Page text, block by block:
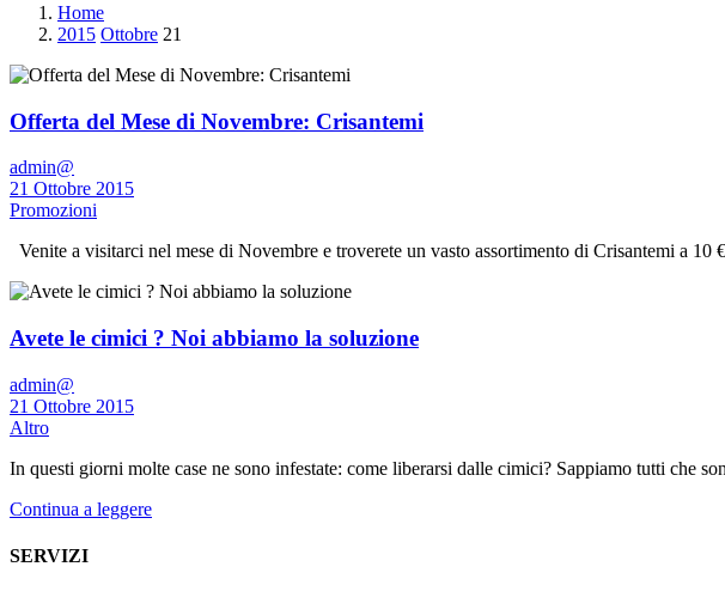
Home
2015 Ottobre 21
Offerta del Mese di Novembre: Crisantemi
admin@
21 Ottobre 2015
Promozioni
Venite a visitarci nel mese di Novembre e troverete un vasto assortimento di Crisantemi a 10 €
Avete le cimici ? Noi abbiamo la soluzione
admin@
21 Ottobre 2015
Altro
In questi giorni molte case ne sono infestate: come liberarsi dalle cimici? Sappiamo tutti che
Continua a leggere
SERVIZI